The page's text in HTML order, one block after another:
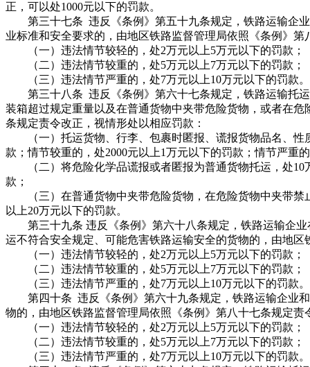
正，可以处1000元以下的罚款。
第三十七条 违反《条例》第五十九条规定，铁路运输企业
业标准和安全要求的，由地区铁路监督管理局依照《条例》
（一）违法情节较轻的，处2万元以上5万元以下的罚款；
（二）违法情节较重的，处5万元以上7万元以下的罚款；
（三）违法情节严重的，处7万元以上10万元以下的罚款。
第三十八条 违反《条例》第六十七条规定，铁路运输托运
装箱超过规定重量以及在普通货物中夹带危险货物，或者在
条规定责令改正，视情形处以相应罚款：
（一）托运货物、行李、包裹时匿报、谎报货物品名、性
款；情节较重的，处2000元以上1万元以下的罚款；情节严重
（二）将危险化学品谎报或者匿报为普通货物托运，处10
款；
（三）在普通货物中夹带危险货物，在危险货物中夹带禁
以上20万元以下的罚款。
第三十九条 违反《条例》第六十八条规定，铁路运输企业
运不符合安全规定、可能危害铁路运输安全的货物的，由地
（一）违法情节较轻的，处2万元以上5万元以下的罚款；
（二）违法情节较重的，处5万元以上7万元以下的罚款；
（三）违法情节严重的，处7万元以上10万元以下的罚款。
第四十条 违反《条例》第六十九条规定，铁路运输企业和
物的，由地区铁路监督管理局依照《条例》第八十七条规定责
（一）违法情节较轻的，处2万元以上5万元以下的罚款；
（二）违法情节较重的，处5万元以上7万元以下的罚款；
（三）违法情节严重的，处7万元以上10万元以下的罚款。